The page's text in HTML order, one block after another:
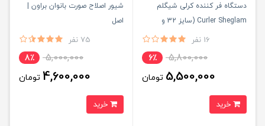
دستگاه فر کننده کرلی شیگلم
Curler Sheglam (سایز 32 و
16 نفر
5,800,000 6٪
5,500,000 تومان
شیور اصلاح صورت بانوان براون |
اصل
75 نفر
5,000,000 8٪
4,600,000 تومان